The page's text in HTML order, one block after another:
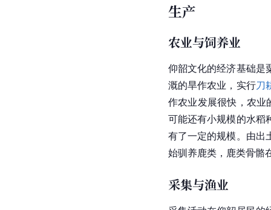
生产
农业与饲养业
仰韶文化的经济基础是
溉的旱作农业，实行刀
作农业发展很快，农业
可能还有小规模的水稻
有了一定的规模。由出
始驯养鹿类，鹿类骨骼
采集与渔业